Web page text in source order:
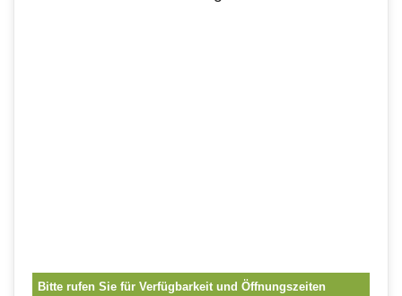
Bitte rufen Sie für Verfügbarkeit und Öffnungszeiten